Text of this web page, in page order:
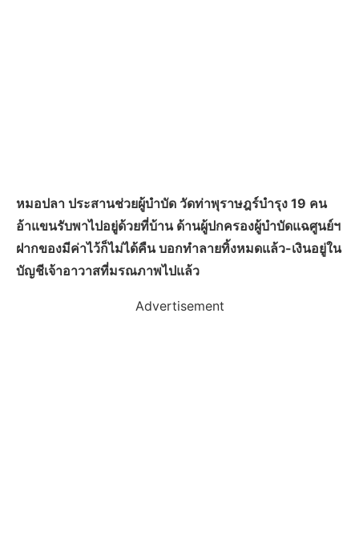
หมอปลา ประสานช่วยผู้บำบัด วัดท่าพุราษฎร์บำรุง 19 คน
อ้าแขนรับพาไปอยู่ด้วยที่บ้าน ด้านผู้ปกครองผู้บำบัดแฉศูนย์ฯ
ฝากของมีค่าไว้ก็ไม่ได้คืน บอกทำลายทิ้งหมดแล้ว-เงินอยู่ใน
บัญชีเจ้าอาวาสที่มรณภาพไปแล้ว
Advertisement